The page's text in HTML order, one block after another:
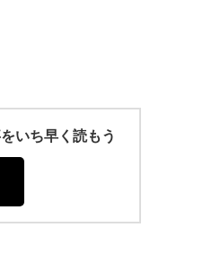
いち早く読もう